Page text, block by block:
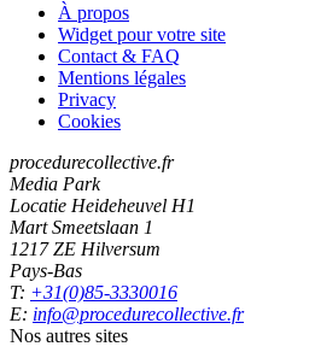
À propos
Widget pour votre site
Contact & FAQ
Mentions légales
Privacy
Cookies
procedurecollective.fr
Media Park
Locatie Heideheuvel H1
Mart Smeetslaan 1
1217 ZE Hilversum
Pays-Bas
T: +31(0)85-3330016
E: info@procedurecollective.fr
Nos autres sites